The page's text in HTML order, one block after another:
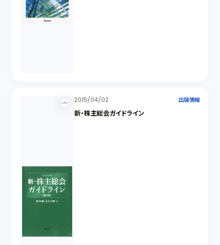
2015/04/02 出版情報
新・株主総会ガイドライン